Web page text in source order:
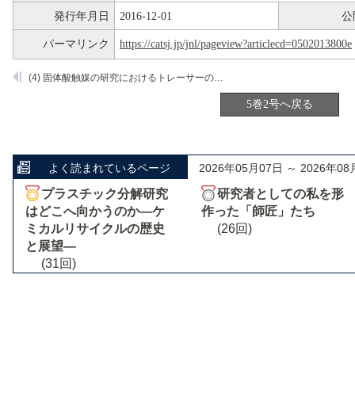
発行年月日 2016-12-01 公
パーマリンク https://catsj.jp/jnl/pageview?articlecd=0502013800e
(4) 固体酸触媒の研究におけるトレーサーの応用
5巻2号へ戻る
よく読まれているページ 2026年05月07日 ～ 2026年08
プラスチック分解研究
はどこへ向かうのか―ケ
ミカルリサイクルの歴史
と展望―
(31回)
研究者としての私を形
作った「師匠」たち
(26回)